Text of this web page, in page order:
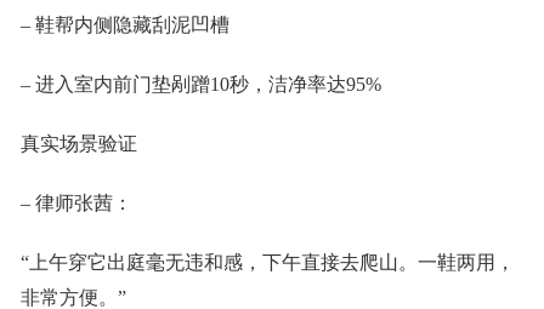
– 鞋帮内侧隐藏刮泥凹槽
– 进入室内前门垫剐蹭10秒，洁净率达95%
真实场景验证
– 律师张茜：
“上午穿它出庭毫无违和感，下午直接去爬山。一鞋两用，
非常方便。”